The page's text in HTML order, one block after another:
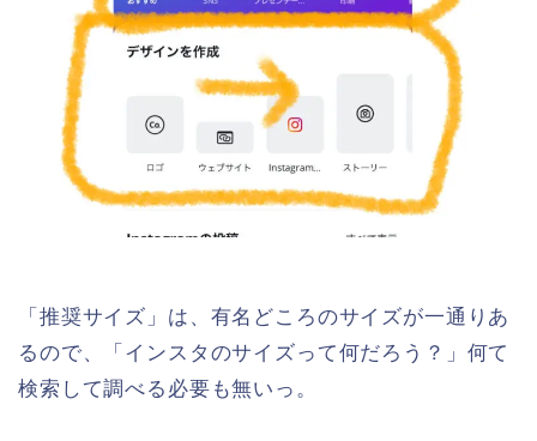
「推奨サイズ」は、有名どころのサイズが一通りあ
るので、「インスタのサイズって何だろう？」何て
検索して調べる必要も無いっ。